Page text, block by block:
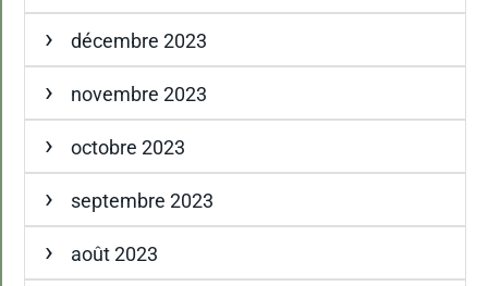
décembre 2023
novembre 2023
octobre 2023
septembre 2023
août 2023